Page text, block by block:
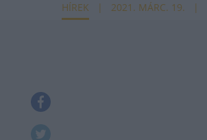
HÍREK 2021. MÁRC. 19.